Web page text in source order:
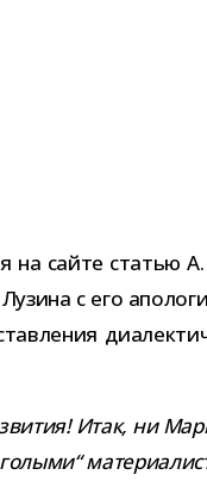
на сайте ста­тью
с его
Итак, ни